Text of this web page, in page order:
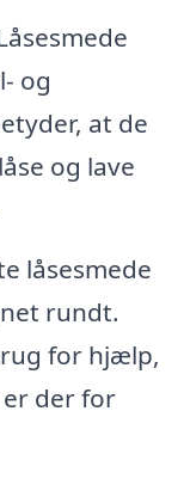
og
at de
og lave
låsesmede
rundt.
for hjælp,
der for